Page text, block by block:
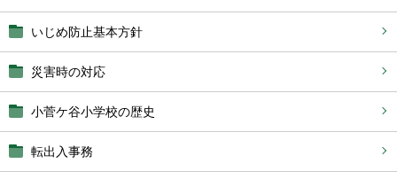
いじめ防止基本方針
災害時の対応
小菅ケ谷小学校の歴史
転出入事務